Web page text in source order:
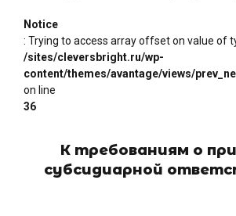
него самого, то у такого
сопоручителя не
регрессного требования
сопоручителю
Notice
: Trying to access array offset on value of
/sites/cleversbright.ru/wp-
content/themes/avantage/views/
on line
36
К требованиям о
субсидиарной